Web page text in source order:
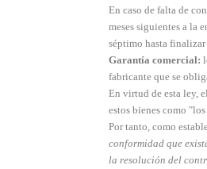
En caso de falta de
meses siguientes a la
séptimo hasta
Garantía comercial:
fabricante que se
En virtud de esta ley,
estos bienes como
Por tanto, como
conformidad que
la resolución del